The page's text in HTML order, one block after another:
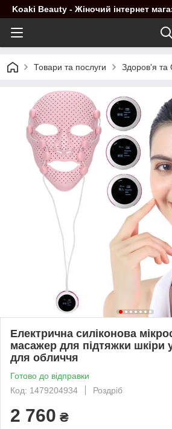
Koaki Beauty - Жіночий інтернет
Товари та послуги Здоров'я та
Електрична силіконова
масажер для підтяжки шкіри
для обличчя
Готово до відправки
Код: 1479204934
Роздріб
2 760 ₴